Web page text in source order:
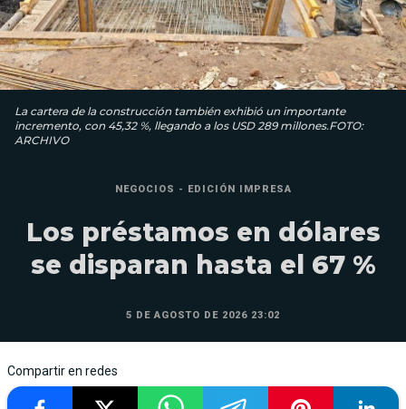
La cartera de la construcción también exhibió un importante
incremento, con 45,32 %, llegando a los USD 289 millones.FOTO:
ARCHIVO
NEGOCIOS - EDICIÓN IMPRESA
Los préstamos en dólares
se disparan hasta el 67 %
5 DE AGOSTO DE 2026 23:02
Compartir en redes